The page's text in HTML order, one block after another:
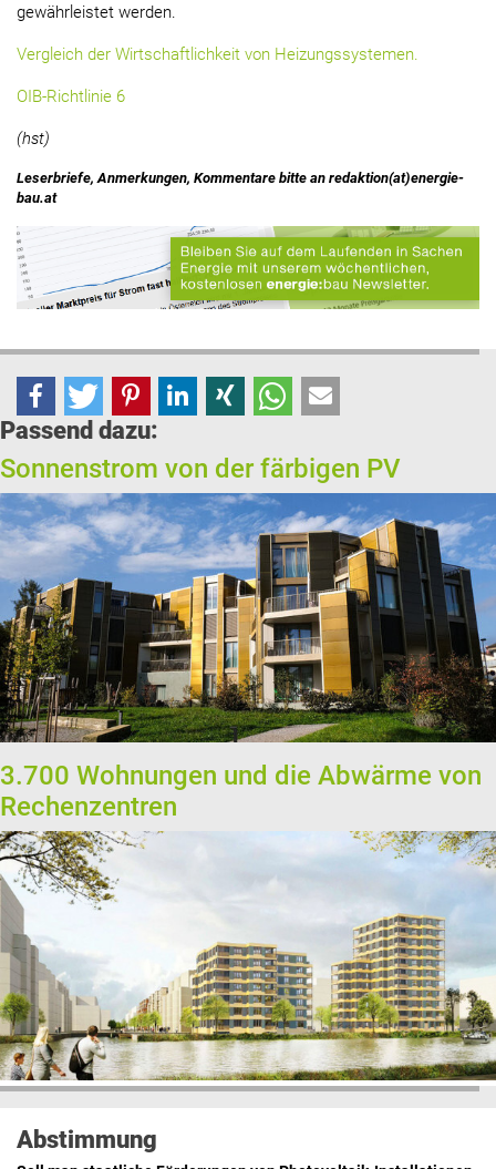
gewährleistet werden.
Vergleich der Wirtschaftlichkeit von Heizungssystemen.
OIB-Richtlinie 6
(hst)
Leserbriefe, Anmerkungen, Kommentare bitte an redaktion(at)energie-
bau.at
Passend dazu:
Sonnenstrom von der färbigen PV
3.700 Wohnungen und die Abwärme von
Rechenzentren
Abstimmung